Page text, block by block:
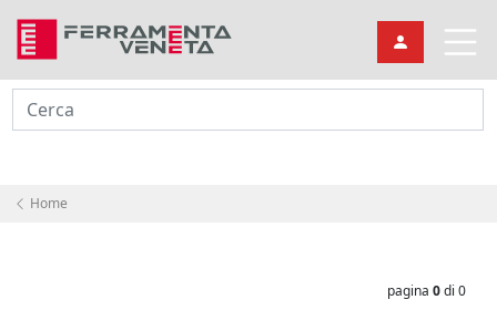
Cerca
Home
pagina 0di 0